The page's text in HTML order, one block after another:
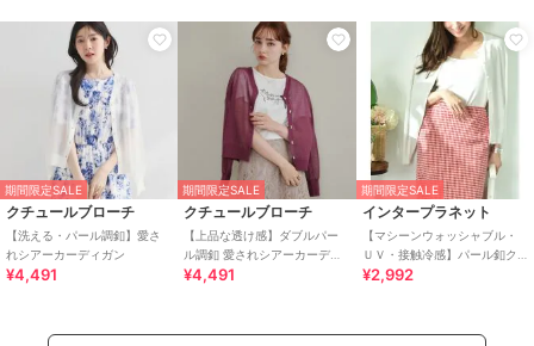
期間限定SALE
クチュールブローチ
【洗える・パール調釦】愛さ
れシアーカーディガン
¥4,491
期間限定SALE
クチュールブローチ
【上品な透け感】ダブルパー
ル調釦 愛されシアーカーディ
ガン
¥4,491
期間限定SALE
インタープラネット
【マシーンウォッシャブル・
ＵＶ・接触冷感】パール釦ク
ルーカーディガン
¥2,992